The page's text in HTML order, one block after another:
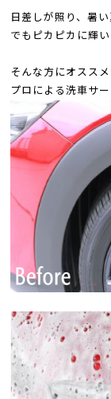
日差しが照り、暑
でもピカピカに輝
そんな方にオススメ
プロによる洗車サ